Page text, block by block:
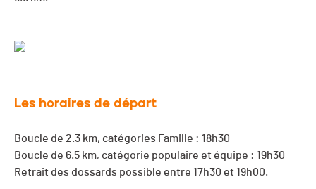
Les horaires de départ
Boucle de 2.3 km, catégories Famille : 18h30
Boucle de 6.5 km, catégorie populaire et équipe : 19h30
Retrait des dossards possible entre 17h30 et 19h00.